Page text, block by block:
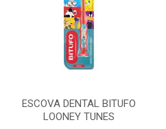
ESCOVA DENTAL BITUFO
LOONEY TUNES